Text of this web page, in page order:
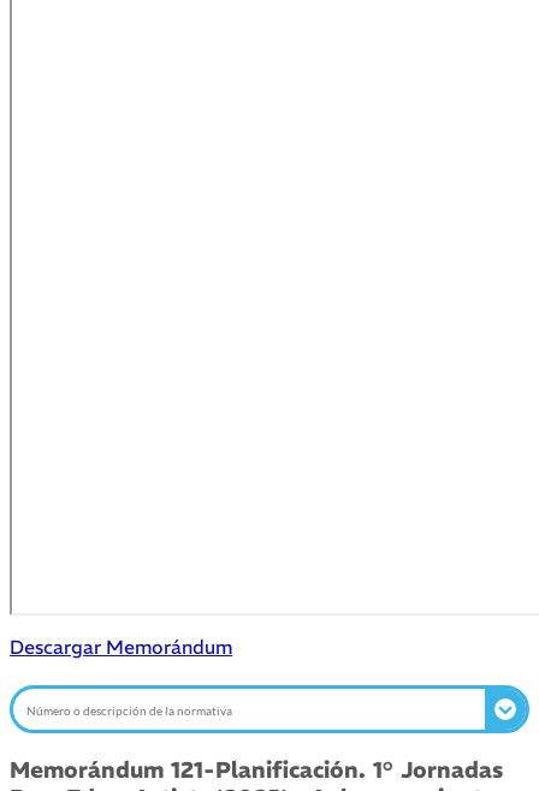
Descargar Memorándum
Memorándum 121-Planificación. 1° Jornadas